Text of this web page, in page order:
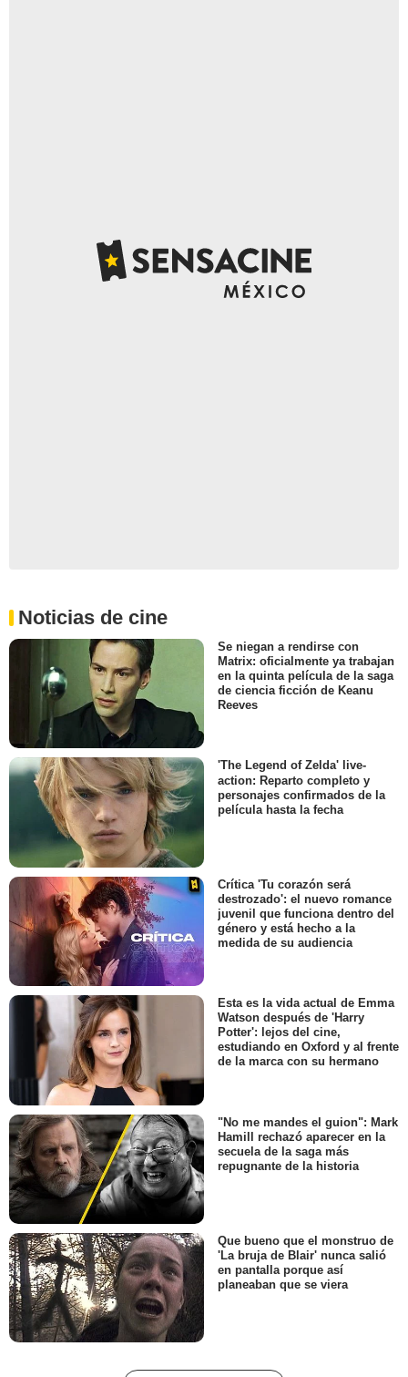
Noticias de cine
Se niegan a rendirse con
Matrix: oficialmente ya trabajan
en la quinta película de la saga
de ciencia ficción de Keanu
Reeves
'The Legend of Zelda' live-
action: Reparto completo y
personajes confirmados de la
película hasta la fecha
Crítica 'Tu corazón será
destrozado': el nuevo romance
juvenil que funciona dentro del
género y está hecho a la
medida de su audiencia
Esta es la vida actual de Emma
Watson después de 'Harry
Potter': lejos del cine,
estudiando en Oxford y al frente
de la marca con su hermano
"No me mandes el guion": Mark
Hamill rechazó aparecer en la
secuela de la saga más
repugnante de la historia
Que bueno que el monstruo de
'La bruja de Blair' nunca salió
en pantalla porque así
planeaban que se viera